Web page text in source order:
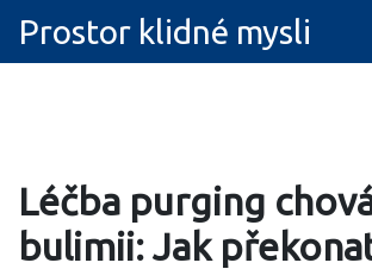
Prostor klidné mysli
Léčba purging
bulimii: Jak